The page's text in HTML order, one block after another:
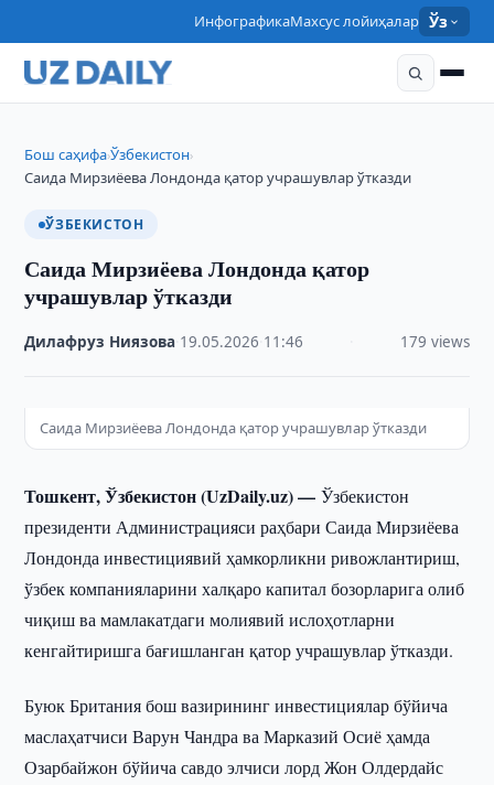
ИнфографикаМахсус лойиҳалар Ўз
Бош саҳифа›Ўзбекистон›
Саида Мирзиёева Лондонда қатор учрашувлар ўтказди
ЎЗБЕКИСТОН
Саида Мирзиёева Лондонда қатор
учрашувлар ўтказди
Дилафруз Ниязова 19.05.2026 11:46 179 views
Саида Мирзиёева Лондонда қатор учрашувлар ўтказди
Тошкент, Ўзбекистон (UzDaily.uz) —Ўзбекистон
президенти Администрацияси раҳбари Саида Мирзиёева
Лондонда инвестициявий ҳамкорликни ривожлантириш,
ўзбек компанияларини халқаро капитал бозорларига олиб
чиқиш ва мамлакатдаги молиявий ислоҳотларни
кенгайтиришга бағишланган қатор учрашувлар ўтказди.
Буюк Британия бош вазирининг инвестициялар бўйича
маслаҳатчиси Варун Чандра ва Марказий Осиё ҳамда
Озарбайжон бўйича савдо элчиси лорд Жон Олдердайс